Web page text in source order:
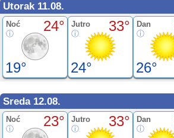
Utorak 11.08.
Noć 24°
19°
Jutro 33°
24°
Dan
26°
Sreda 12.08.
Noć 23° Jutro 33° Dan